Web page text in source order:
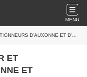
MENU
21 décembre 2024 (Jour 181 de la nouvelle ère de Chantecler)
ET
ET